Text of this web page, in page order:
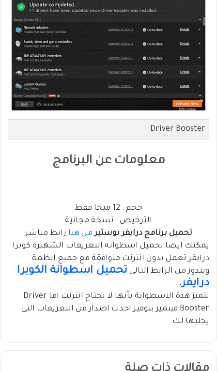
Driver Booster
معلومات عن البرنامج
حجم : 12 ميجا فقط
الترخيص : نسخة مجانية
تحميل برنامج درايفر بوستيرمن هنا رابط مباشر
يمكنك ايضا تحميل اسطوانة التعريفات الشهيرة كوبرا
درايفر تعمل بدون انترنت متوافقة مع جميع انظمة
ويندوز من الرابط التالى تحميل اسطوانة الكوبرا
درايفر.
تتميز هذة الاسطوانة بأنها لا تحتاج انترنت اما Driver
Booster فيتميز بتوفير احدث اصدار من التعريفات التى
يجلبها لك.